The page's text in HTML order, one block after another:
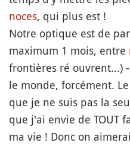
noces, qui plus est !
Notre optique est de
maximum 1 mois, entre
frontières ré ouvrent...)
le monde, forcément.
que je ne suis pas la
que j'ai envie de TOUT
ma vie ! Donc on